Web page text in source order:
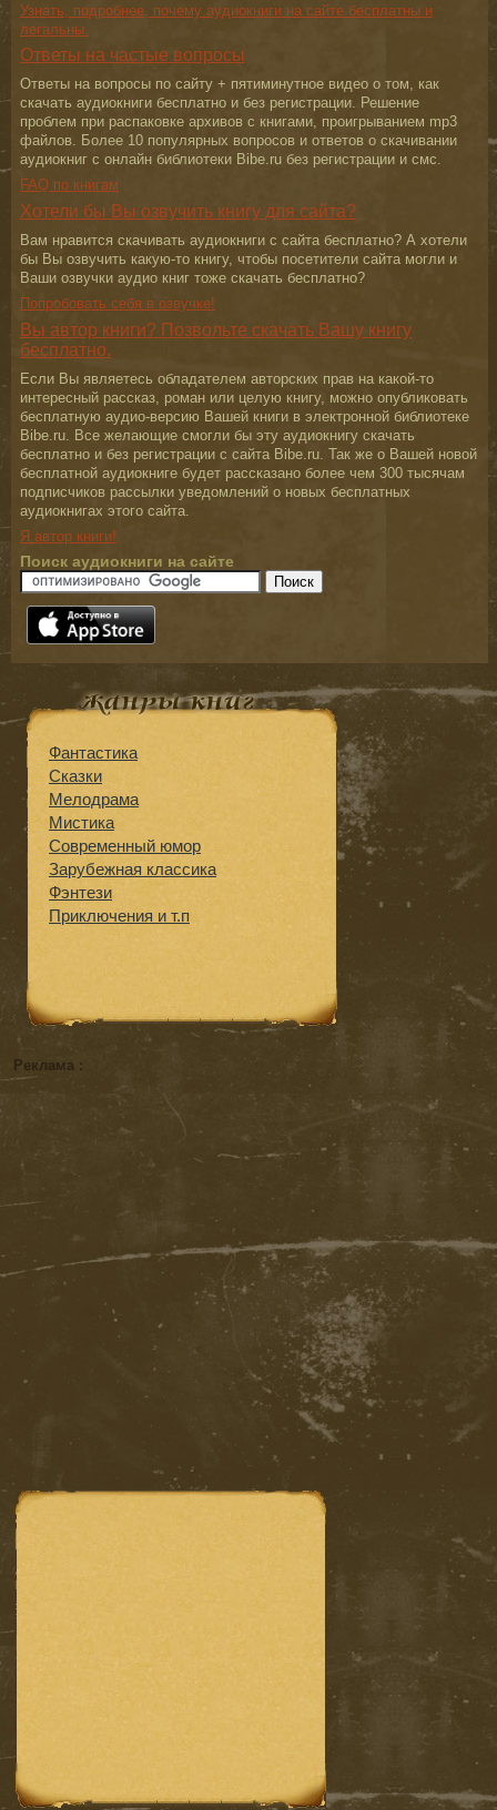
Узнать, подробнее, почему аудиокниги на сайте бесплатны и
легальны.
Ответы на частые вопросы
Ответы на вопросы по сайту + пятиминутное видео о том, как
скачать аудиокниги бесплатно и без регистрации. Решение
проблем при распаковке архивов с книгами, проигрыванием mp3
файлов. Более 10 популярных вопросов и ответов о скачивании
аудиокниг с онлайн библиотеки Bibe.ru без регистрации и смс.
FAQ по книгам
Хотели бы Вы озвучить книгу для сайта?
Вам нравится скачивать аудиокниги с сайта бесплатно? А хотели
бы Вы озвучить какую-то книгу, чтобы посетители сайта могли и
Ваши озвучки аудио книг тоже скачать бесплатно?
Попробовать себя в озвучке!
Вы автор книги? Позвольте скачать Вашу книгу
бесплатно.
Если Вы являетесь обладателем авторских прав на какой-то
интересный рассказ, роман или целую книгу, можно опубликовать
бесплатную аудио-версию Вашей книги в электронной библиотеке
Bibe.ru. Все желающие смогли бы эту аудиокнигу скачать
бесплатно и без регистрации с сайта Bibe.ru. Так же о Вашей новой
бесплатной аудиокниге будет рассказано более чем 300 тысячам
подписчиков рассылки уведомлений о новых бесплатных
аудиокнигах этого сайта.
Я автор книги!
Поиск аудиокниги на сайте
Фантастика
Сказки
Мелодрама
Мистика
Современный юмор
Зарубежная классика
Фэнтези
Приключения и т.п
Реклама :